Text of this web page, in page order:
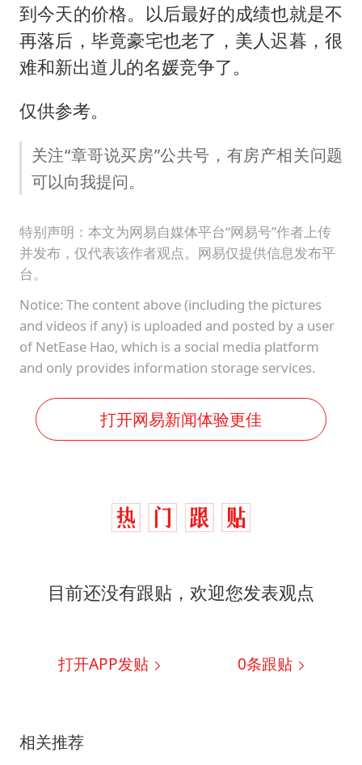
到今天的价格。以后最好的成绩也就是不
再落后，毕竟豪宅也老了，美人迟暮，很
难和新出道儿的名媛竞争了。
仅供参考。
关注“章哥说买房”公共号，有房产相关问题
可以向我提问。
特别声明：本文为网易自媒体平台“网易号”作者上传
并发布，仅代表该作者观点。网易仅提供信息发布平
台。
Notice: The content above (including the pictures
and videos if any) is uploaded and posted by a user
of NetEase Hao, which is a social media platform
and only provides information storage services.
打开网易新闻体验更佳
目前还没有跟贴，欢迎您发表观点
打开APP发贴 0条跟贴
相关推荐